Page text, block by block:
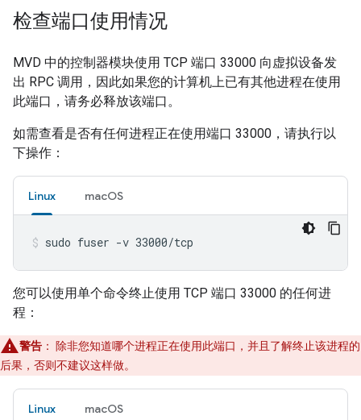
检查端口使用情况
MVD 中的控制器模块使用 TCP 端口 33000 向虚拟设备发
出 RPC 调用，因此如果您的计算机上已有其他进程在使用
此端口，请务必释放该端口。
如需查看是否有任何进程正在使用端口 33000，请执行以
下操作：
Linux macOS
sudo fuser -v 33000/tcp
您可以使用单个命令终止使用 TCP 端口 33000 的任何进
程：
警告 ：
除非您知道哪个进程正在使用此端口，并且了解终止该进程的
后果，否则不建议这样做。
Linux macOS